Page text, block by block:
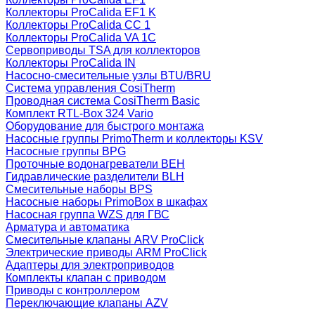
Коллекторы ProCalida EF1 K
Коллекторы ProCalida CC 1
Коллекторы ProCalida VA 1C
Сервоприводы TSA для коллекторов
Коллекторы ProCalida IN
Насосно-смесительные узлы BTU/BRU
Система управления CosiTherm
Проводная система CosiTherm Basic
Комплект RTL‑Box 324 Vario
Оборудование для быстрого монтажа
Насосные группы PrimoTherm и коллекторы KSV
Насосные группы BPG
Проточные водонагреватели BEH
Гидравлические разделители BLH
Смесительные наборы BPS
Насосные наборы PrimoBox в шкафах
Насосная группа WZS для ГВС
Арматура и автоматика
Смесительные клапаны ARV ProClick
Электрические приводы ARM ProClick
Адаптеры для электроприводов
Комплекты клапан с приводом
Приводы с контроллером
Переключающие клапаны AZV